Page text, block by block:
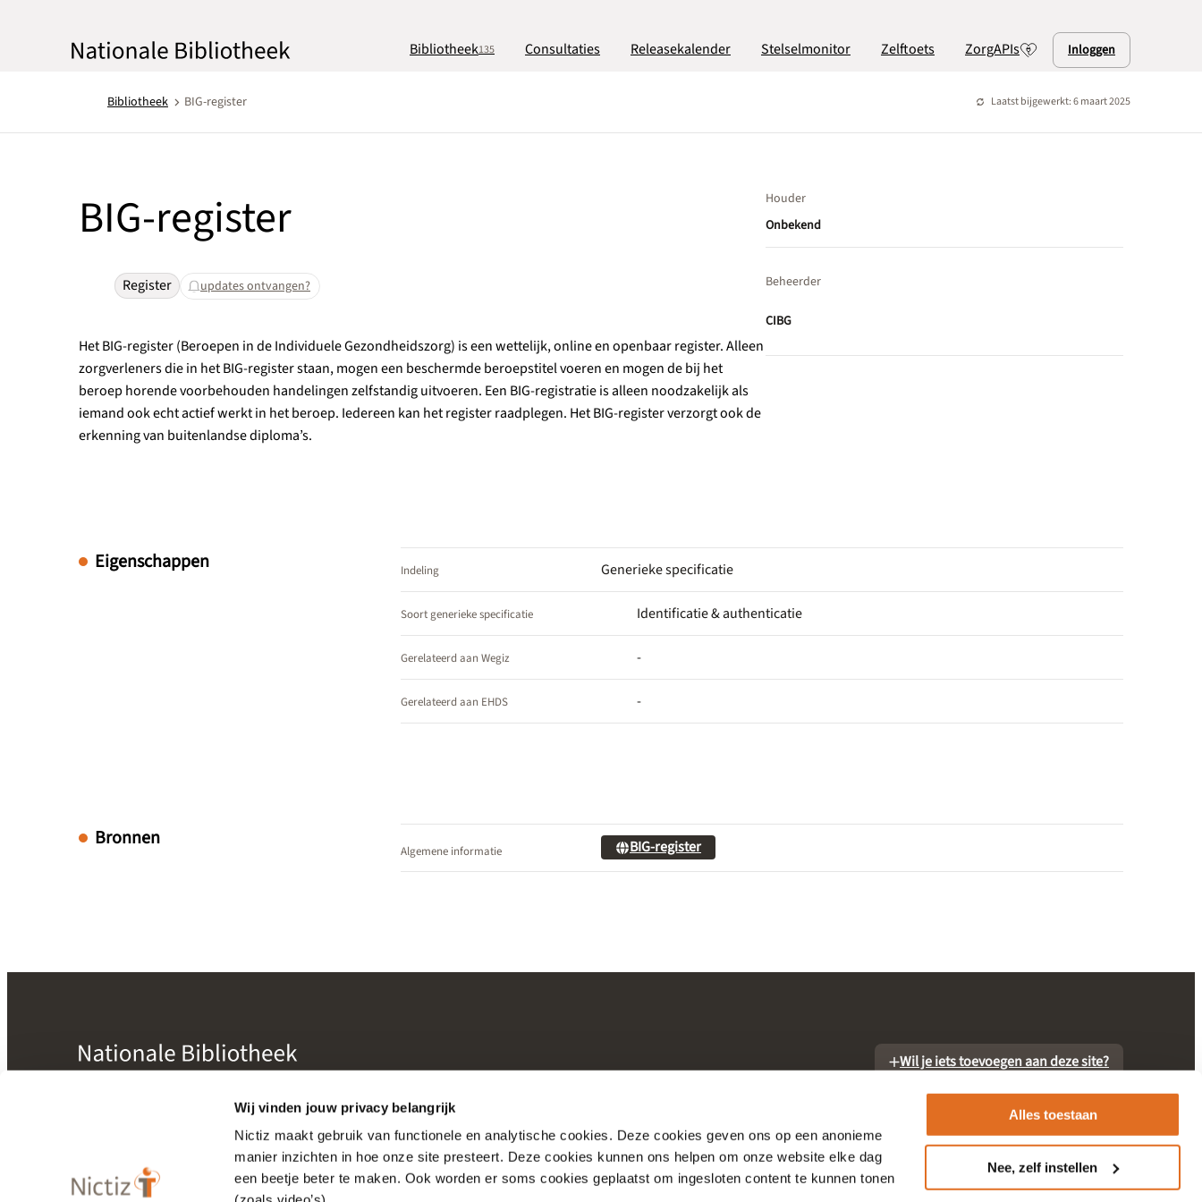
Wij vinden jouw privacy belangrijk
Nictiz maakt gebruik van functionele en analytische cookies. Deze cookies geven ons op een anonieme
manier inzichten in hoe onze site presteert. Deze cookies kunnen ons helpen om onze website elke dag
een beetje beter te maken. Ook worden er soms cookies geplaatst om ingesloten content te kunnen tonen
Alles toestaan
Nee, zelf instellen
Bibliotheek135 Consultaties Releasekalender Stelselmonitor Zelftoets ZorgAPIs Inloggen
Bibliotheek BIG-register Laatst bijgewerkt: 6 maart 2025
BIG-register
Register updates ontvangen?
Het BIG-register (Beroepen in de Individuele Gezondheidszorg) is een wettelijk, online en openbaar register. Alleen
zorgverleners die in het BIG-register staan, mogen een beschermde beroepstitel voeren en mogen de bij het
beroep horende voorbehouden handelingen zelfstandig uitvoeren. Een BIG-registratie is alleen noodzakelijk als
iemand ook echt actief werkt in het beroep. Iedereen kan het register raadplegen. Het BIG-register verzorgt ook de
erkenning van buitenlandse diploma’s.
Houder
Onbekend
Beheerder
CIBG
Eigenschappen Indeling Generieke specificatie
Soort generieke specificatie Identificatie & authenticatie
Gerelateerd aan Wegiz -
Gerelateerd aan EHDS -
Bronnen
Algemene informatie BIG-register
Wil je iets toevoegen aan deze site?
Bibliotheek
Releasekalender
Consultaties
Over Nictiz